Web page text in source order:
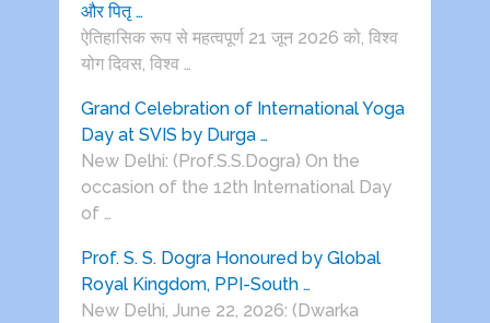
और पितृ …
ऐतिहासिक रूप से महत्वपूर्ण 21 जून 2026 को, विश्व
योग दिवस, विश्व …
Grand Celebration of International Yoga
Day at SVIS by Durga …
New Delhi: (Prof.S.S.Dogra) On the
occasion of the 12th International Day
of …
Prof. S. S. Dogra Honoured by Global
Royal Kingdom, PPI-South …
New Delhi, June 22, 2026: (Dwarka